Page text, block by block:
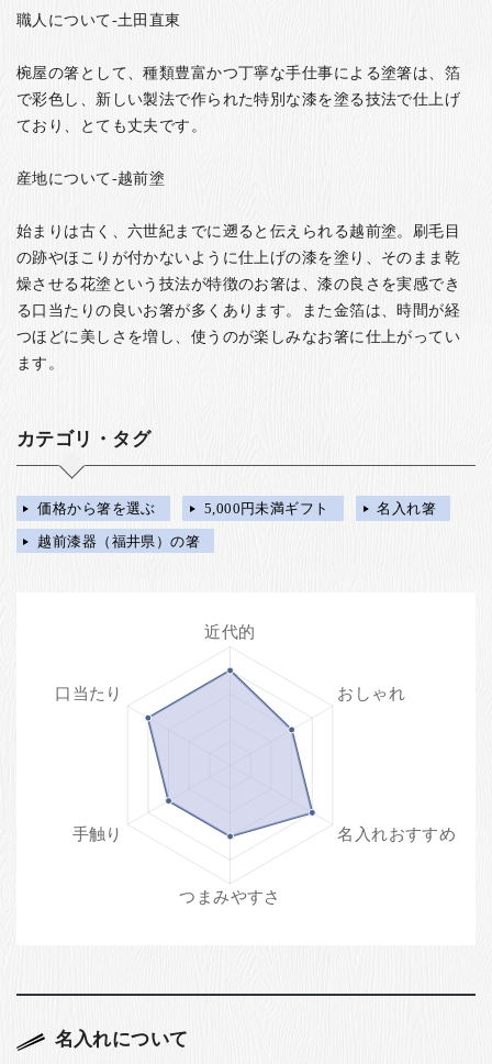
職人について-土田直東
椀屋の箸として、種類豊富かつ丁寧な手仕事による塗箸は、箔
で彩色し、新しい製法で作られた特別な漆を塗る技法で仕上げ
ており、とても丈夫です。
産地について-越前塗
始まりは古く、六世紀までに遡ると伝えられる越前塗。刷毛目
の跡やほこりが付かないように仕上げの漆を塗り、そのまま乾
燥させる花塗という技法が特徴のお箸は、漆の良さを実感でき
る口当たりの良いお箸が多くあります。また金箔は、時間が経
つほどに美しさを増し、使うのが楽しみなお箸に仕上がってい
ます。
カテゴリ・タグ
価格から箸を選ぶ 5,000円未満ギフト
名入れ箸
越前漆器（福井県）の箸
名入れについて